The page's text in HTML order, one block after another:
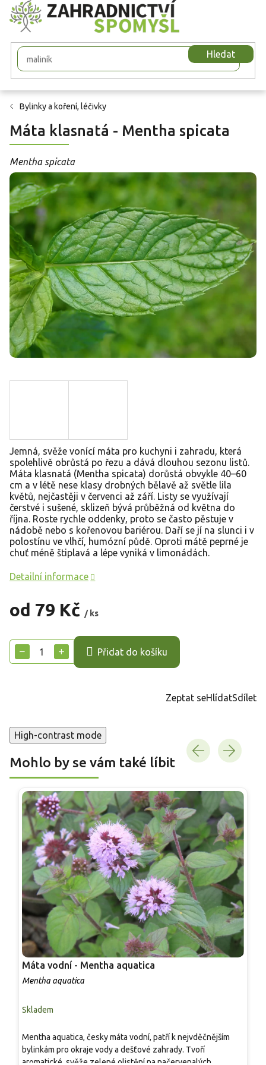
Přejít
na
obsah
Hledat
Bylinky a koření, léčivky
Máta klasnatá - Mentha spicata
Mentha spicata
od 79 Kč / ks
cena:
+
− Přidat do košíku
Jemná, svěže vonící máta pro kuchyni i zahradu, která
spolehlivě obrůstá po řezu a dává dlouhou sezonu listů.
Máta klasnatá (Mentha spicata) dorůstá obvykle 40–60
cm a v létě nese klasy drobných bělavě až světle lila
květů, nejčastěji v červenci až září. Listy se využívají
čerstvé i sušené, sklizeň bývá průběžná od května do
října. Roste rychle oddenky, proto se často pěstuje v
nádobě nebo s kořenovou bariérou. Daří se jí na slunci i v
polostínu ve vlhčí, humózní půdě. Oproti mátě peprné je
chuť méně štiplavá a lépe vyniká v limonádách.
Detailní informace
Zeptat seHlídatSdílet
High-contrast mode
Mohlo by se vám také líbit
Máta vodní - Mentha aquatica
Mentha aquatica
Skladem
Mentha aquatica, česky máta vodní, patří k nejvděčnějším
bylinkám pro okraje vody a dešťové zahrady. Tvoří
aromatické, svěže zelené olistění na načervenalých